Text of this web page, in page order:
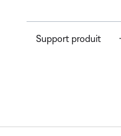
Support produit